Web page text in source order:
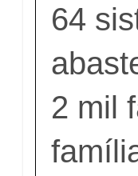
64
2 mil